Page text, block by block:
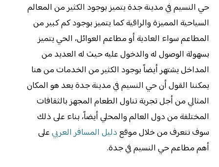
حي النسيم في مدينة جدة يتميز بوجود الكثير من المعالم
السياحية المميزة والراقية كما يتميز بوجود كم كبير من
المطاعم سواء العادية أو مطاعم العوائل، الحي يتميز
بسهولة الوصول له والدخول عليه حيث له العديد من
المداخل يشتهر أيضاً بوجود الكثير من الخدمات من هنا
يمكننا القول أن حي النسيم في مدينة جدة يعد هو المكان
المثالي من أجل تجربة تناول الطعام المجهز بالثقافات
المختلفة من دول العالم والمحلي أيضاً، بناء على ذلك
سوف نتعرف من خلال موقعدليل المسافر العربيعلى
أهم مطاعم حي النسيم في جدة.